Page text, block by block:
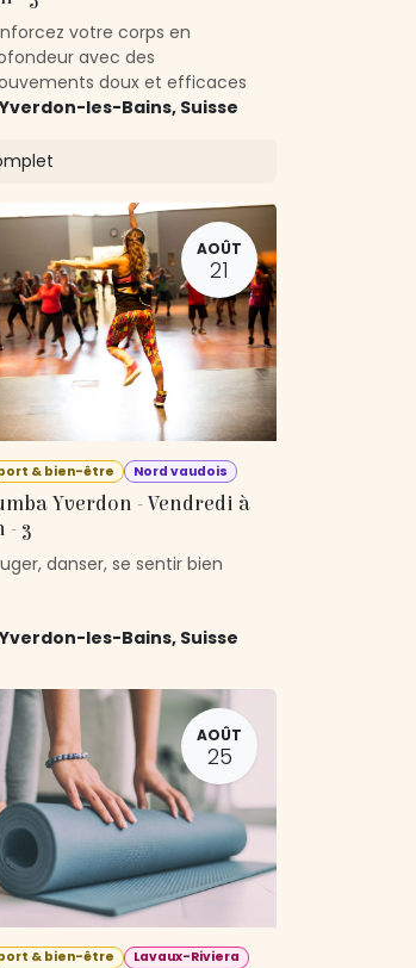
votre corps en
avec des
doux et efficaces
les-Bains, Suisse
AOÛT
21
& bien-être Nord vaudois
Yverdon - Vendredi à
- 3
danser, se sentir bien
les-Bains, Suisse
AOÛT
25
& bien-être Lavaux-Riviera